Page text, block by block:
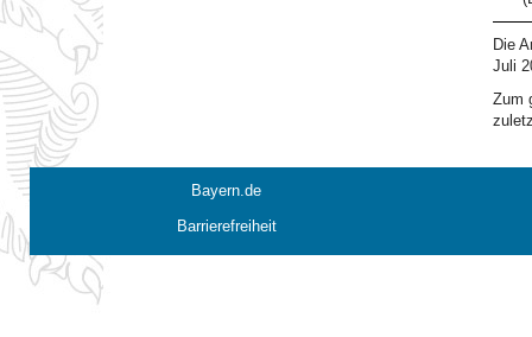
Die
Juli
Zum
Bayern.de
Barrierefreiheit